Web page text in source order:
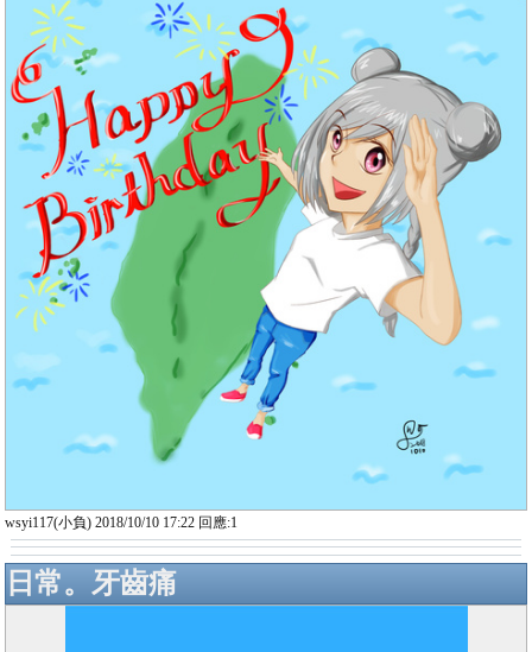
wsyi117(小負) 2018/10/10 17:22 回應:1
日常。牙齒痛